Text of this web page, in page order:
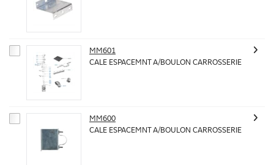
MM601
CALE ESPACEMNT A/BOULON CARROSSERIE
MM600
CALE ESPACEMNT A/BOULON CARROSSERIE